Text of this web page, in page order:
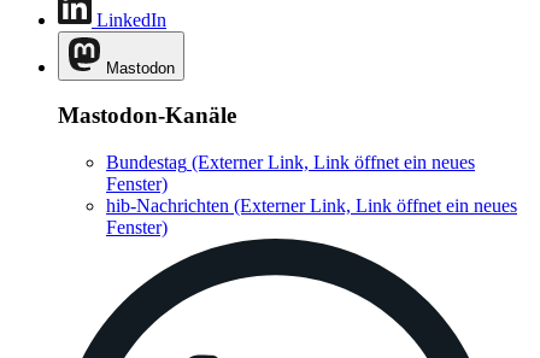
LinkedIn
Mastodon
Mastodon-Kanäle
Bundestag (Externer Link, Link öffnet ein neues
Fenster)
hib-Nachrichten (Externer Link, Link öffnet ein neues
Fenster)